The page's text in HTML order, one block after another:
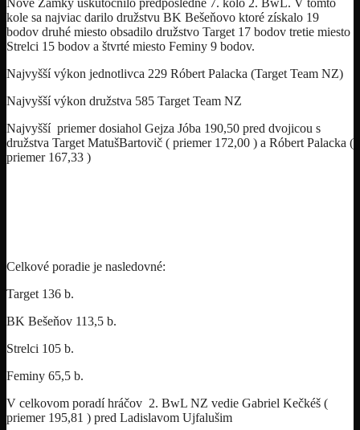
kole sa najviac darilo družstvu BK Bešeňovo ktoré získalo 19
bodov druhé miesto obsadilo družstvo Target 17 bodov tretie miesto
Strelci 15 bodov a štvrté miesto Feminy 9 bodov.
Najvyšší výkon jednotlivca 229 Róbert Palacka (Target Team NZ)
Najvyšší výkon družstva 585 Target Team NZ
Najvyšší priemer dosiahol Gejza Jóba 190,50 pred dvojicou s
družstva Target MatušBartovič ( priemer 172,00 ) a Róbert Palacka (
priemer 167,33 )
Celkové poradie je nasledovné:
Target 136 b.
BK Bešeňov 113,5 b.
Strelci 105 b.
Feminy 65,5 b.
V celkovom poradí hráčov 2. BwL NZ vedie Gabriel Kečkéš (
priemer 195,81 ) pred Ladislavom Ujfalušim